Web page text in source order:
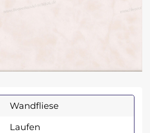
Wandfliese
Laufen